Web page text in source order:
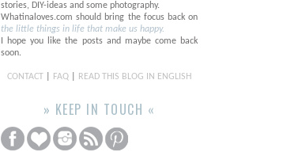
stories, DIY-ideas and some photography.
Whatinaloves.com should bring the focus back on
the little things in life that make us happy.
I hope you like the posts and maybe come back
soon.
CONTACT FAQ READ THIS BLOG IN ENGLISH
» KEEP IN TOUCH «